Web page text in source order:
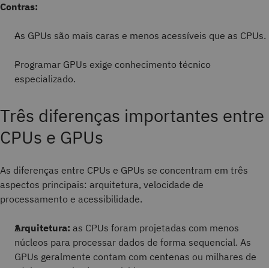
Contras:
As GPUs são mais caras e menos acessíveis que as CPUs.
Programar GPUs exige conhecimento técnico
especializado.
Três diferenças importantes entre
CPUs e GPUs
As diferenças entre CPUs e GPUs se concentram em três
aspectos principais: arquitetura, velocidade de
processamento e acessibilidade.
Arquitetura: as CPUs foram projetadas com menos
núcleos para processar dados de forma sequencial. As
GPUs geralmente contam com centenas ou milhares de